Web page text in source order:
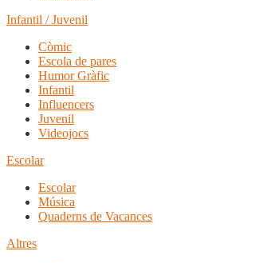
Infantil / Juvenil
Còmic
Escola de pares
Humor Gràfic
Infantil
Influencers
Juvenil
Videojocs
Escolar
Escolar
Música
Quaderns de Vacances
Altres